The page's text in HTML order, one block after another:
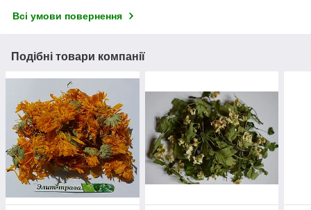
Всі умови повернення
Подібні товари компанії